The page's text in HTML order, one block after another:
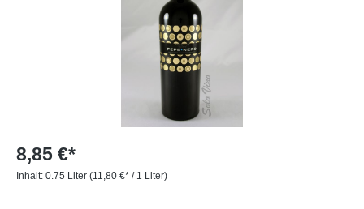
8,85 €*
Inhalt: 0.75 Liter (11,80 €* / 1 Liter)